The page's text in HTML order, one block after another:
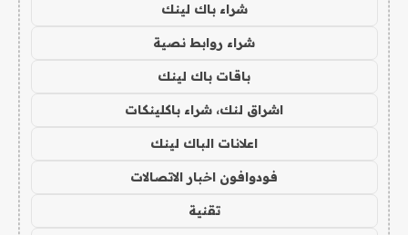
شراء باك لينك
شراء روابط نصية
باقات باك لينك
اشراق لنك، شراء باكلينكات
اعلانات الباك لينك
فودوافون اخبار الاتصالات
تقنية